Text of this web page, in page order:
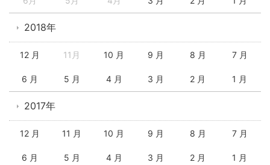
2018年
12 月 11月 10 月 9 月 8 月 7 月
6 月 5 月 4 月 3 月 2 月 1 月
2017年
12 月 11 月 10 月 9 月 8 月 7 月
6 月 5 月 4 月 3 月 2 月 1 月